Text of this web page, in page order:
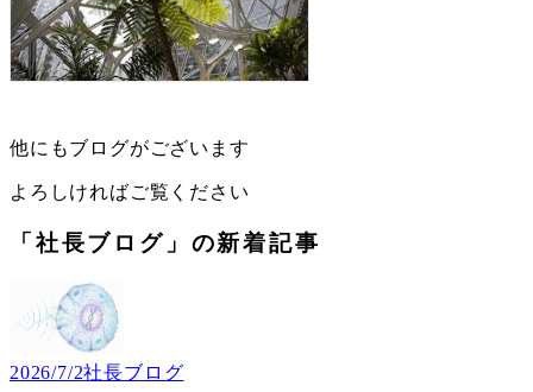
他にもブログがございます
よろしければご覧ください
「社長ブログ」の新着記事
2026/7/2社長ブログ